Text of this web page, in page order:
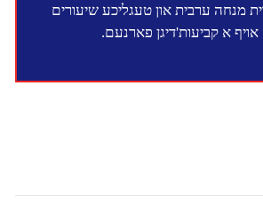
מנחה ערבית און טעגליכע שיעורים
א קביעות'דיגן פארנעם.